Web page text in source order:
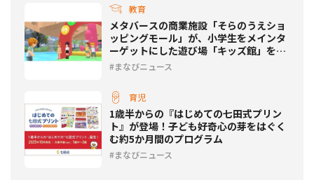
教育
メタバースの商業施設「そらのうえショ
ッピングモール」が、小学生をメインタ
ーゲットにした遊び場「キッズ館」をオ
ープン！
まなびニュース
育児
1歳半からの『はじめての七田式プリン
ト』が登場！子ども好奇心の芽をはぐく
む約5か月間のプログラム
まなびニュース